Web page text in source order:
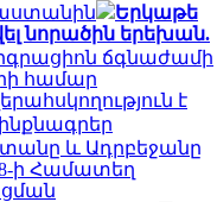
Երկաթե
նորածին երեխան.
ճգնաժամի
համար
է
և Ադրբեջանը
ի Համատեղ